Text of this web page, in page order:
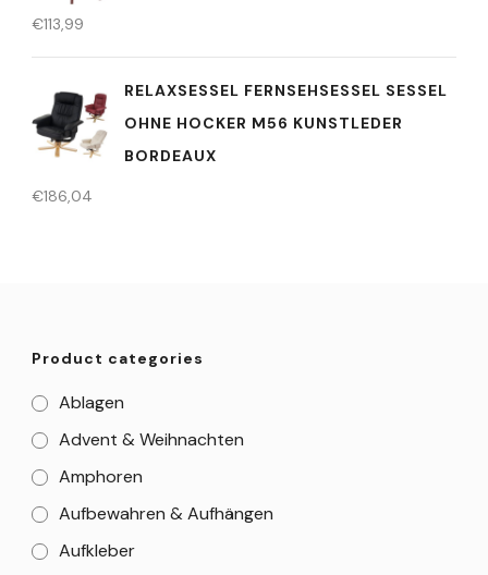
€113,99
RELAXSESSEL FERNSEHSESSEL SESSEL
OHNE HOCKER M56 KUNSTLEDER
BORDEAUX
€186,04
Product categories
Ablagen
Advent & Weihnachten
Amphoren
Aufbewahren & Aufhängen
Aufkleber